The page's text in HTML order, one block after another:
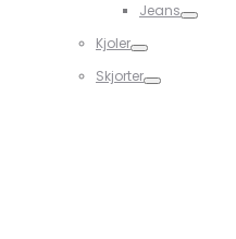
Jeans
Kjoler
Skjorter